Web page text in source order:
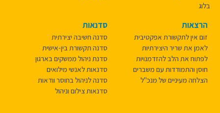
בלוג
הרצאות
זום אין לתקשורת אפקטיבית​
לאמן את שריר היצירתיות​
לפתוח את הלב להזדמנויות ​
חוסן והתמודדות עם משברים
הצלחה מעיניים של מנכ"ל
סדנאות
סדנה חשיבה יצירתית
סדנה תקשורת בין-אישית
סדנת ניהול ממשקים בארגון
סדנאות לאנשי מילואים
סדנה לניהול בחוסר וודאות
סדנאות צילום וניהול